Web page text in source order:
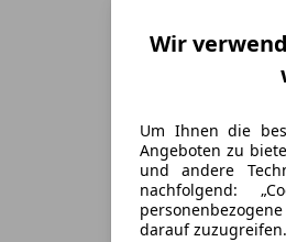
Wir
Um Ihnen die
Angeboten zu
und andere
nachfolgend:
darauf zuzugreifen.